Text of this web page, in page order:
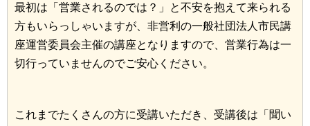
最初は「営業されるのでは？」と不安を抱えて来られる
方もいらっしゃいますが、非営利の一般社団法人市民講
座運営委員会主催の講座となりますので、営業行為は一
切行っていませんのでご安心ください。
これまでたくさんの方に受講いただき、受講後は「聞い